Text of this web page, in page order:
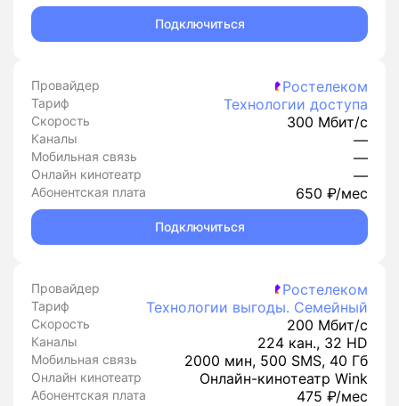
Подключиться
Провайдер Ростелеком
Тариф Технологии доступа
Скорость 300 Мбит/с
Каналы —
Мобильная связь —
Онлайн кинотеатр —
Абонентская плата 650 ₽/мес
Подключиться
Провайдер Ростелеком
Тариф Технологии выгоды. Семейный
Скорость 200 Мбит/с
Каналы 224 кан., 32 HD
Мобильная связь 2000 мин, 500 SMS, 40 Гб
Онлайн кинотеатр Онлайн-кинотеатр Wink
Абонентская плата 475 ₽/мес